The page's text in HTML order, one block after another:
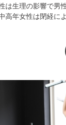
は生理の影響で男
高年女性は閉経に